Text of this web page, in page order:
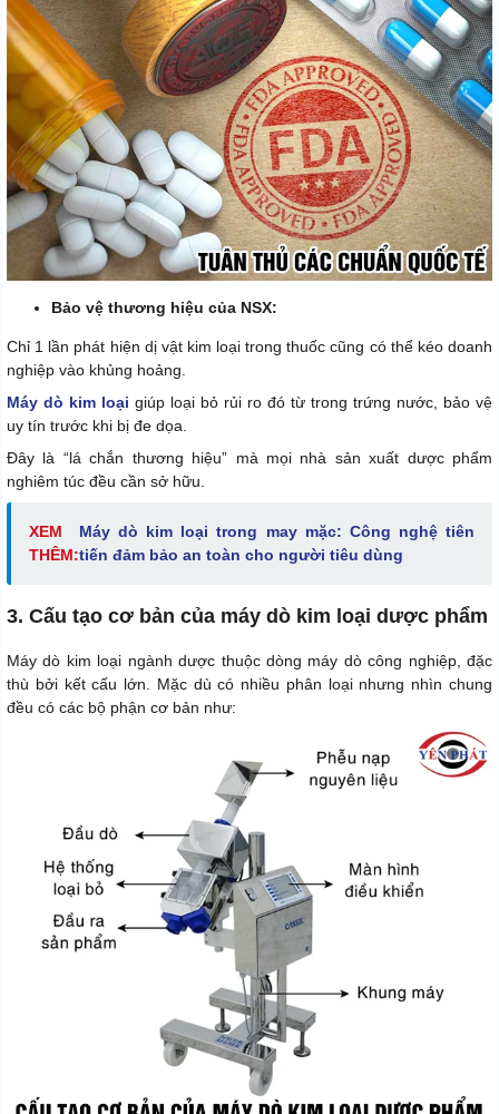
Bảo vệ thương hiệu của NSX:
Chỉ 1 lần phát hiện dị vật kim loại trong thuốc cũng có thể kéo doanh
nghiệp vào khủng hoảng.
Máy dò kim loại giúp loại bỏ rủi ro đó từ trong trứng nước, bảo vệ
uy tín trước khi bị đe dọa.
Đây là “lá chắn thương hiệu” mà mọi nhà sản xuất dược phẩm
nghiêm túc đều cần sở hữu.
XEM
THÊM:
Máy dò kim loại trong may mặc: Công nghệ tiên
tiến đảm bảo an toàn cho người tiêu dùng
3. Cấu tạo cơ bản của máy dò kim loại dược phẩm
Máy dò kim loại ngành dược thuộc dòng máy dò công nghiệp, đặc
thù bởi kết cấu lớn. Mặc dù có nhiều phân loại nhưng nhìn chung
đều có các bộ phận cơ bản như: